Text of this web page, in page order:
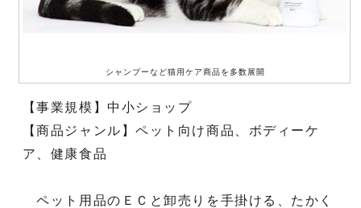
シャンプーなど猫用ケア商品を多数展開
【事業規模】中小ショップ
【商品ジャンル】ペット向け商品、ボディーケ
ア、健康食品
ペット用品のＥＣと卸売りを手掛ける、たかく